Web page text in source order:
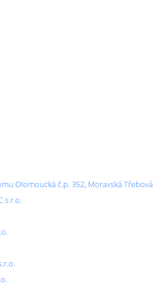
Olomoucká č.p. 352, Moravská Třebová
s.r.o.